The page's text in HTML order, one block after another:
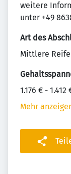
weitere
unter +49
Art des
Mittlere Reife
1.176 € -
Mehr